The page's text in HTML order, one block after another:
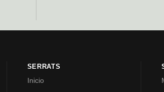
SERRATS
Inicio